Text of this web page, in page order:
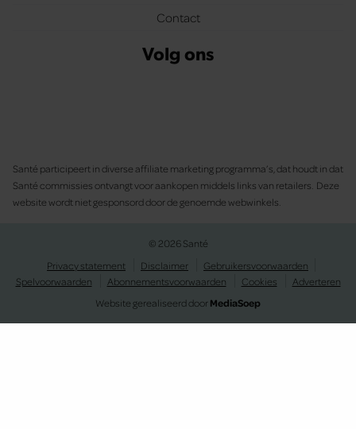
Contact
Volg ons
Santé participeert in diverse affiliate marketing programma’s, dat houdt in dat
Santé commissies ontvangt voor aankopen middels links van retailers. Deze
website wordt niet gesponsord door de genoemde webwinkels.
© 2026 Santé
Privacy statement
Disclaimer
Gebruikersvoorwaarden
Spelvoorwaarden
Abonnementsvoorwaarden Cookies
Adverteren
Website gerealiseerd doorMediaSoep